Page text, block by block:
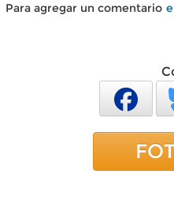
Para agregar un comentario